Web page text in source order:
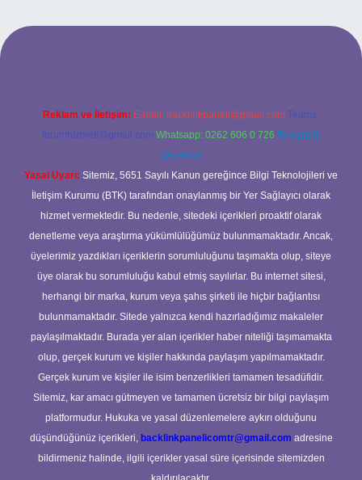
bahis sitesi
Reklam ve İletişim: E-mail: backlinkpaneli@gmail.com Teams:
forumhizmeti@gmail.com Whatsapp: 0262 606 0 726 Telegram:
@karabul
Yasal Uyarı: Sitemiz, 5651 Sayılı Kanun gereğince Bilgi Teknolojileri ve
İletişim Kurumu (BTK) tarafından onaylanmış bir Yer Sağlayıcı olarak
hizmet vermektedir. Bu nedenle, sitedeki içerikleri proaktif olarak
denetleme veya araştırma yükümlülüğümüz bulunmamaktadır. Ancak,
üyelerimiz yazdıkları içeriklerin sorumluluğunu taşımakta olup, siteye
üye olarak bu sorumluluğu kabul etmiş sayılırlar. Bu internet sitesi,
herhangi bir marka, kurum veya şahıs şirketi ile hiçbir bağlantısı
bulunmamaktadır. Sitede yalnızca kendi hazırladığımız makaleler
paylaşılmaktadır. Burada yer alan içerikler haber niteliği taşımamakta
olup, gerçek kurum ve kişiler hakkında paylaşım yapılmamaktadır.
Gerçek kurum ve kişiler ile isim benzerlikleri tamamen tesadüfidir.
Sitemiz, kar amacı gütmeyen ve tamamen ücretsiz bir bilgi paylaşım
platformudur. Hukuka ve yasal düzenlemelere aykırı olduğunu
düşündüğünüz içerikleri, backlinkpanelicomtr@gmail.com adresine
bildirmeniz halinde, ilgili içerikler yasal süre içerisinde sitemizden